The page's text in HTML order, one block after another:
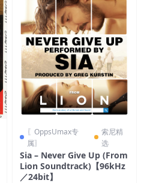
〖OppsUmax专
属〗
索尼精
选
Sia – Never Give Up (From
Lion Soundtrack)【96kHz
／24bit】